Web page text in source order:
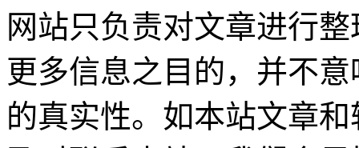
网站只负责对文章进行
更多信息之目的，并不
的真实性。如本站文章